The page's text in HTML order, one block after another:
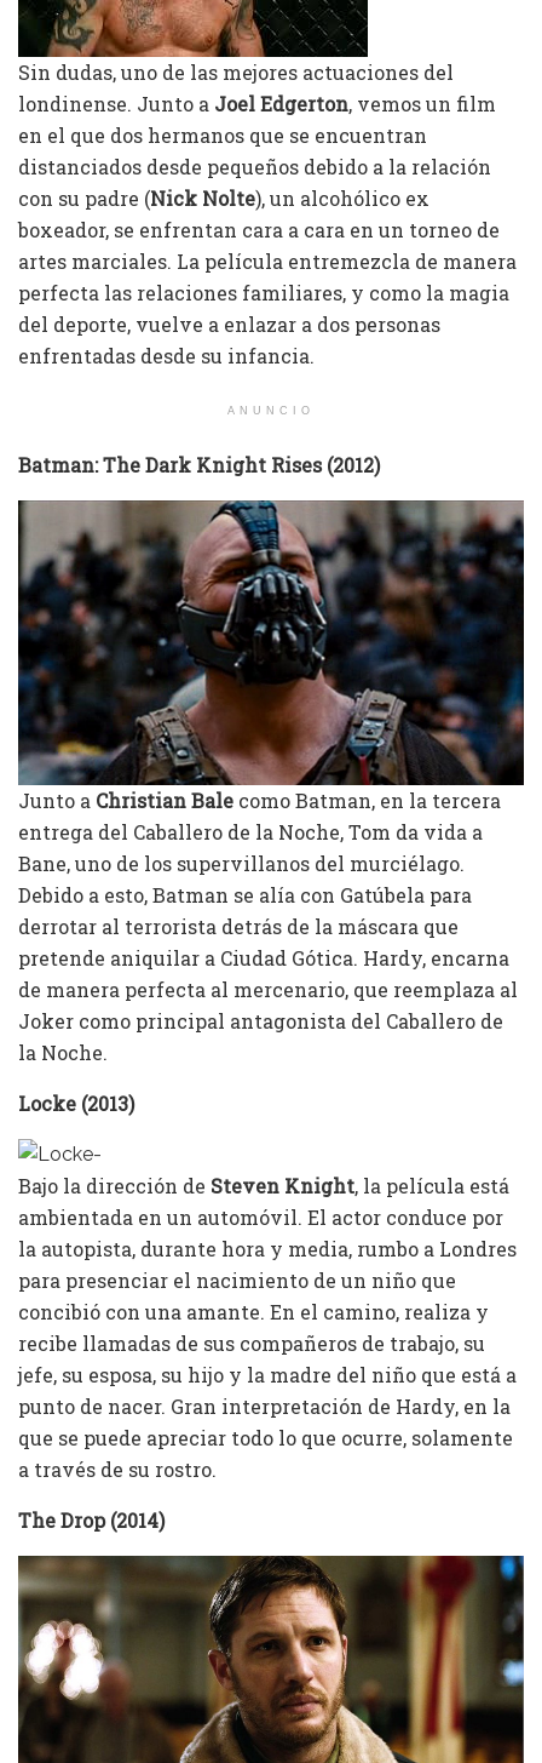
Sin dudas, uno de las mejores actuaciones del
londinense. Junto a Joel Edgerton, vemos un film
en el que dos hermanos que se encuentran
distanciados desde pequeños debido a la relación
con su padre (Nick Nolte), un alcohólico ex
boxeador, se enfrentan cara a cara en un torneo de
artes marciales. La película entremezcla de manera
perfecta las relaciones familiares, y como la magia
del deporte, vuelve a enlazar a dos personas
enfrentadas desde su infancia.
ANUNCIO
Batman: The Dark Knight Rises (2012)
Junto a Christian Bale como Batman, en la tercera
entrega del Caballero de la Noche, Tom da vida a
Bane, uno de los supervillanos del murciélago.
Debido a esto, Batman se alía con Gatúbela para
derrotar al terrorista detrás de la máscara que
pretende aniquilar a Ciudad Gótica. Hardy, encarna
de manera perfecta al mercenario, que reemplaza al
Joker como principal antagonista del Caballero de
la Noche.
Locke (2013)
Bajo la dirección de Steven Knight, la película está
ambientada en un automóvil. El actor conduce por
la autopista, durante hora y media, rumbo a Londres
para presenciar el nacimiento de un niño que
concibió con una amante. En el camino, realiza y
recibe llamadas de sus compañeros de trabajo, su
jefe, su esposa, su hijo y la madre del niño que está a
punto de nacer. Gran interpretación de Hardy, en la
que se puede apreciar todo lo que ocurre, solamente
a través de su rostro.
The Drop (2014)